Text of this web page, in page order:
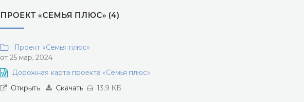
ПРОЕКТ «СЕМЬЯ ПЛЮС» (4)
Проект «Семья плюс»
от 25 мар, 2024
Дорожная карта проекта «Семья плюс»
Открыть
Скачать 13.9 КБ